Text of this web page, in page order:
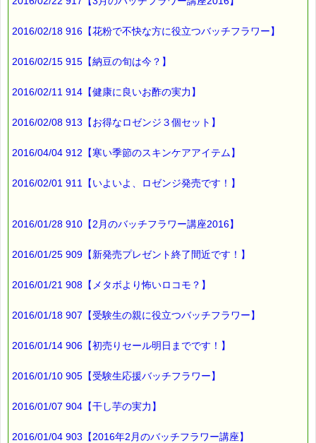
2016/02/18 916【花粉で不快な方に役立つバッチフラワー】
2016/02/15 915【納豆の旬は今？】
2016/02/11 914【健康に良いお酢の実力】
2016/02/08 913【お得なロゼンジ３個セット】
2016/04/04 912【寒い季節のスキンケアアイテム】
2016/02/01 911【いよいよ、ロゼンジ発売です！】
2016/01/28 910【2月のバッチフラワー講座2016】
2016/01/25 909【新発売プレゼント終了間近です！】
2016/01/21 908【メタボより怖いロコモ？】
2016/01/18 907【受験生の親に役立つバッチフラワー】
2016/01/14 906【初売りセール明日までです！】
2016/01/10 905【受験生応援バッチフラワー】
2016/01/07 904【干し芋の実力】
2016/01/04 903【2016年2月のバッチフラワー講座】